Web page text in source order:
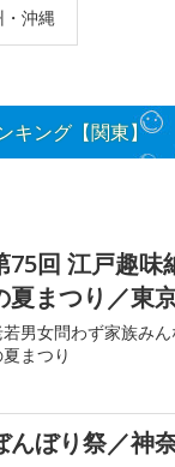
・沖縄
キング【関東】
75回 江戸趣味
夏まつり／東
若男女問わず家族み
まつり
んぼり祭／神